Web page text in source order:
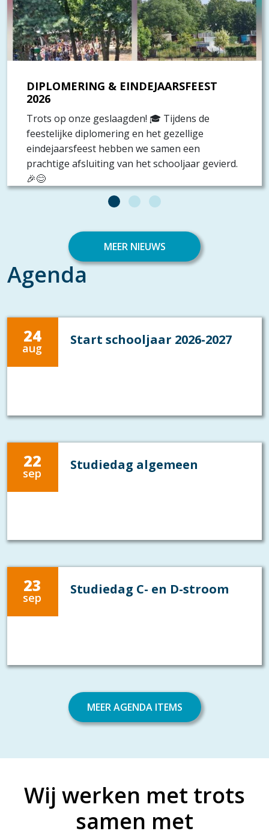
DIPLOMERING & EINDEJAARSFEEST
2026
Trots op onze geslaagden! 🎓 Tijdens de
feestelijke diplomering en het gezellige
eindejaarsfeest hebben we samen een
prachtige afsluiting van het schooljaar gevierd.
🎉😊
MEER NIEUWS
Agenda
24
aug
Start schooljaar 2026-2027
22
sep
Studiedag algemeen
23
sep
Studiedag C- en D-stroom
MEER AGENDA ITEMS
Wij werken met trots
samen met